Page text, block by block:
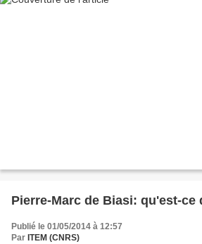
Pierre-Marc de Biasi: qu'est-
Publié le 01/05/2014 à 12:57
Par ITEM (CNRS)